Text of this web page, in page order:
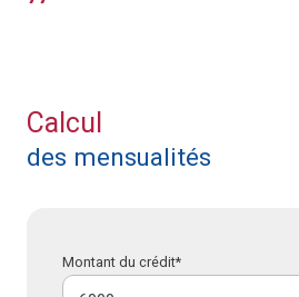
Calcul
des mensualités
Montant du crédit*